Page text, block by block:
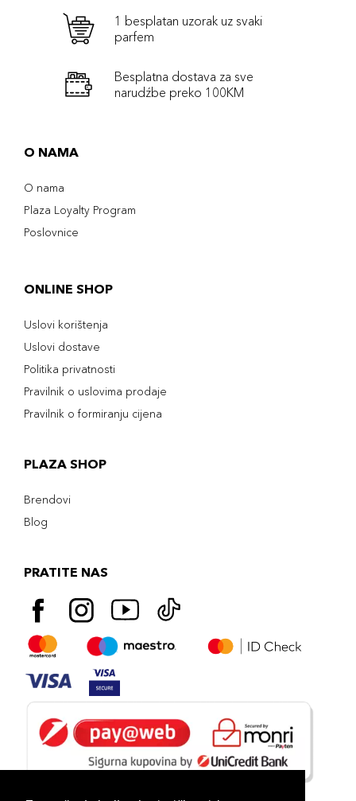
1 besplatan uzorak uz svaki
parfem
Besplatna dostava za sve
narudźbe preko 100KM
O NAMA
O nama
Plaza Loyalty Program
Poslovnice
ONLINE SHOP
Uslovi korištenja
Uslovi dostave
Politika privatnosti
Pravilnik o uslovima prodaje
Pravilnik o formiranju cijena
PLAZA SHOP
Brendovi
Blog
PRATITE NAS